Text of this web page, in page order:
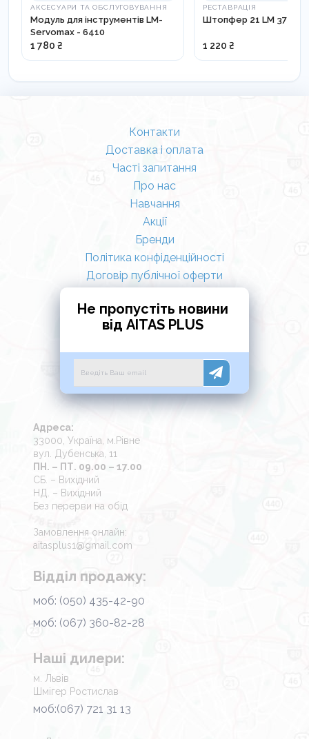
АКСЕСУАРИ ТА ОБСЛУГОВУВАННЯ
Модуль для інструментів LM-
Servomax - 6410
1 780 ₴
РЕСТАВРАЦІЯ
Штопфер 21 LM 372-
1 220 ₴
Контакти
Доставка і оплата
Часті запитання
Про нас
Навчання
Акції
Бренди
Політика конфіденційності
Договір публічної оферти
Не пропустіть новини
від AITAS PLUS
Адреса:
33000, Україна, м.Рівне
вул. Дубенська, 11
ПН. – ПТ. 09.00 – 17.00
СБ. – Вихідний
НД. – Вихідний
Без перерви на обід
Замовлення онлайн:
aitasplus1@gmail.com
Відділ продажу:
моб: (050) 435-42-90
моб: (067) 360-82-28
Наші дилери:
м. Львів
Шмігер Ростислав
моб:(067) 721 31 13